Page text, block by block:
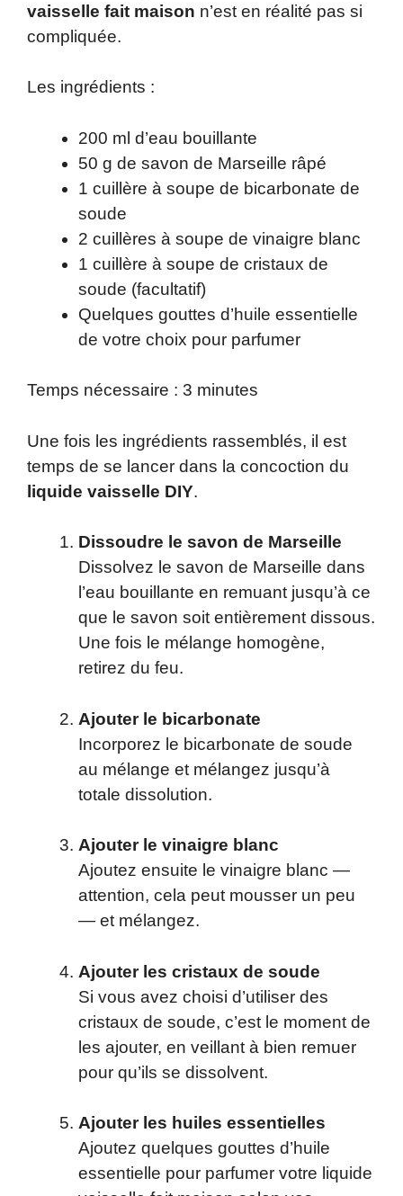
vaisselle fait maison n’est en réalité pas si
compliquée.
Les ingrédients :
200 ml d’eau bouillante
50 g de savon de Marseille râpé
1 cuillère à soupe de bicarbonate de
soude
2 cuillères à soupe de vinaigre blanc
1 cuillère à soupe de cristaux de
soude (facultatif)
Quelques gouttes d’huile essentielle
de votre choix pour parfumer
Temps nécessaire : 3 minutes
Une fois les ingrédients rassemblés, il est
temps de se lancer dans la concoction du
liquide vaisselle DIY.
Dissoudre le savon de Marseille
Dissolvez le savon de Marseille dans
l’eau bouillante en remuant jusqu’à ce
que le savon soit entièrement dissous.
Une fois le mélange homogène,
retirez du feu.
Ajouter le bicarbonate
Incorporez le bicarbonate de soude
au mélange et mélangez jusqu’à
totale dissolution.
Ajouter le vinaigre blanc
Ajoutez ensuite le vinaigre blanc —
attention, cela peut mousser un peu
— et mélangez.
Ajouter les cristaux de soude
Si vous avez choisi d’utiliser des
cristaux de soude, c’est le moment de
les ajouter, en veillant à bien remuer
pour qu’ils se dissolvent.
Ajouter les huiles essentielles
Ajoutez quelques gouttes d’huile
essentielle pour parfumer votre liquide